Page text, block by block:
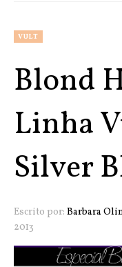
VULT
Blond
Linha
Silver
Escrito por: Barbara
2013